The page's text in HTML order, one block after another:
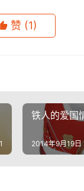
赞 (1)
铁人的爱国
2014年9月19日